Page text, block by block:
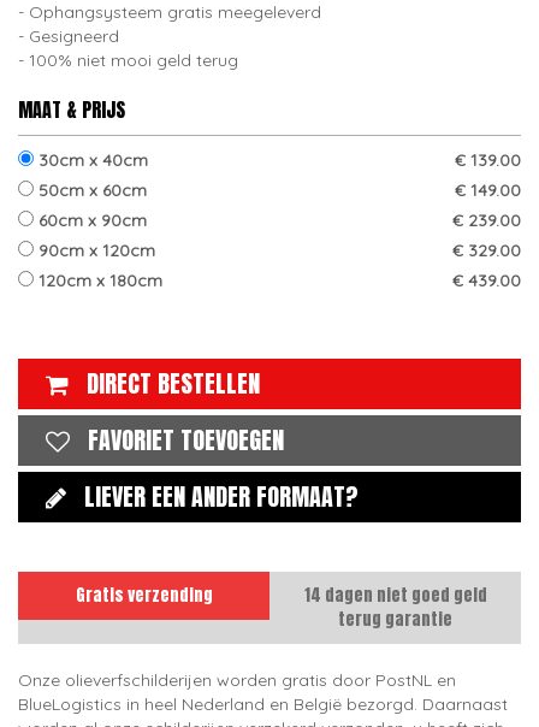
Ophangsysteem gratis meegeleverd
Gesigneerd
100% niet mooi geld terug
MAAT & PRIJS
30cm x 40cm
€ 139.00
50cm x 60cm
€ 149.00
60cm x 90cm
€ 239.00
90cm x 120cm
€ 329.00
120cm x 180cm
€ 439.00
DIRECT BESTELLEN
FAVORIET TOEVOEGEN
LIEVER EEN ANDER FORMAAT?
Gratis verzending
14 dagen niet goed geld
terug garantie
Onze olieverfschilderijen worden gratis door PostNL en
BlueLogistics in heel Nederland en België bezorgd. Daarnaast